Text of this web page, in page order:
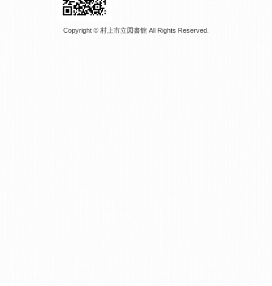
Copyright © 村上市立図書館 All Rights Reserved.